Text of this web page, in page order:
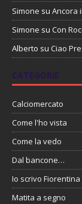
Simone su Ancora
Simone su Con
Alberto su Ciao
CATEGORIE
Calciomercato
Come l'ho vista
Come la vedo
Dal bancone…
Io scrivo Fiorentina
Matita a segno